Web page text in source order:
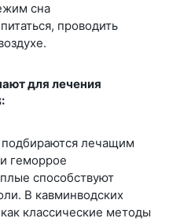
сна
проводить
для лечения
подбираются лечащим
геморрое
способствуют
В кавминводских
классические методы